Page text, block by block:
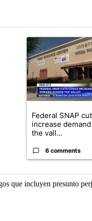
articles in the last 7
A trending article
Federal SNAP
increase
the vall...
6 comments
que incluyen presunto